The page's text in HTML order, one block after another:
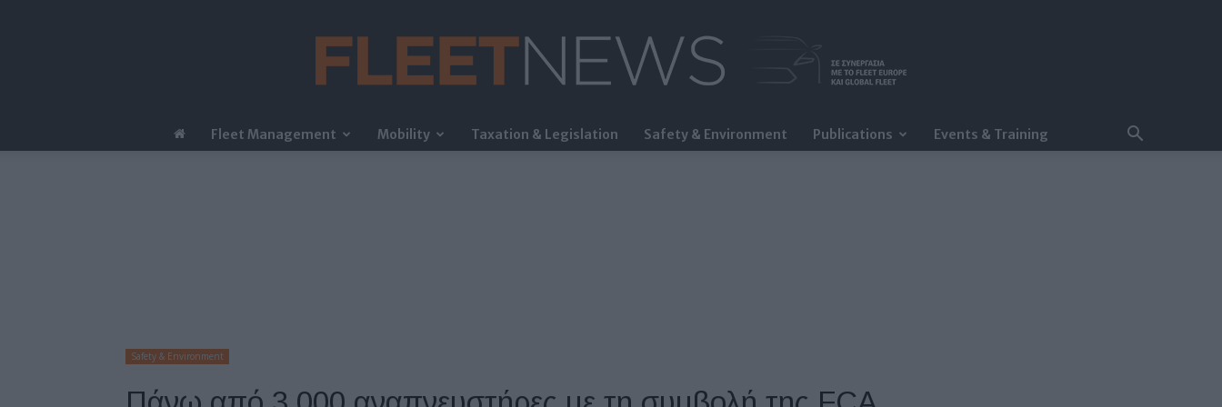
FleetNews
Fleet Management Mobility Taxation & Legislation Safety & Environment Publications Events & Training
Safety & Environment